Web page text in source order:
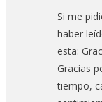
Si me
haber
esta:
Gracias
tiempo,